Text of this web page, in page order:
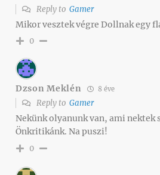
Reply to Gamer
Mikor vesztek végre Dollnak egy
0
Dzson Meklén 8 éve
Reply to Gamer
Nekünk olyanunk van, ami nektek
Önkritikánk. Na puszi!
0